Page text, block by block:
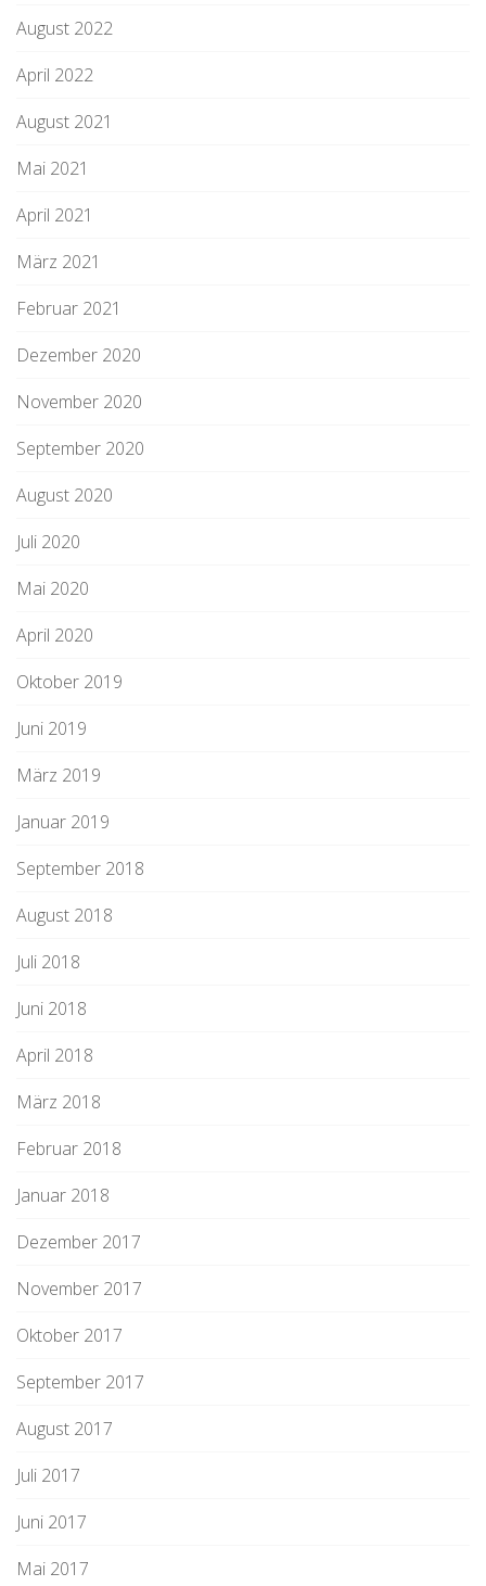
August 2022
April 2022
August 2021
Mai 2021
April 2021
März 2021
Februar 2021
Dezember 2020
November 2020
September 2020
August 2020
Juli 2020
Mai 2020
April 2020
Oktober 2019
Juni 2019
März 2019
Januar 2019
September 2018
August 2018
Juli 2018
Juni 2018
April 2018
März 2018
Februar 2018
Januar 2018
Dezember 2017
November 2017
Oktober 2017
September 2017
August 2017
Juli 2017
Juni 2017
Mai 2017